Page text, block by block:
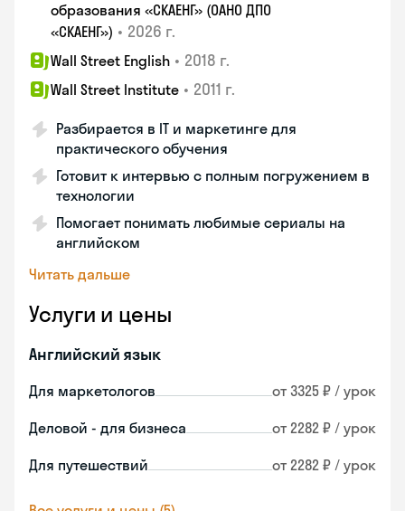
образования «СКАЕНГ» (ОАНО ДПО
«СКАЕНГ») • 2026 г.
Wall Street English • 2018 г.
Wall Street Institute • 2011 г.
Разбирается в IT и маркетинге для
практического обучения
Готовит к интервью с полным погружением в
технологии
Помогает понимать любимые сериалы на
английском
Читать дальше
Услуги и цены
Английский язык
Для маркетологов от 3325 ₽ / урок
Деловой - для бизнеса от 2282 ₽ / урок
Для путешествий от 2282 ₽ / урок